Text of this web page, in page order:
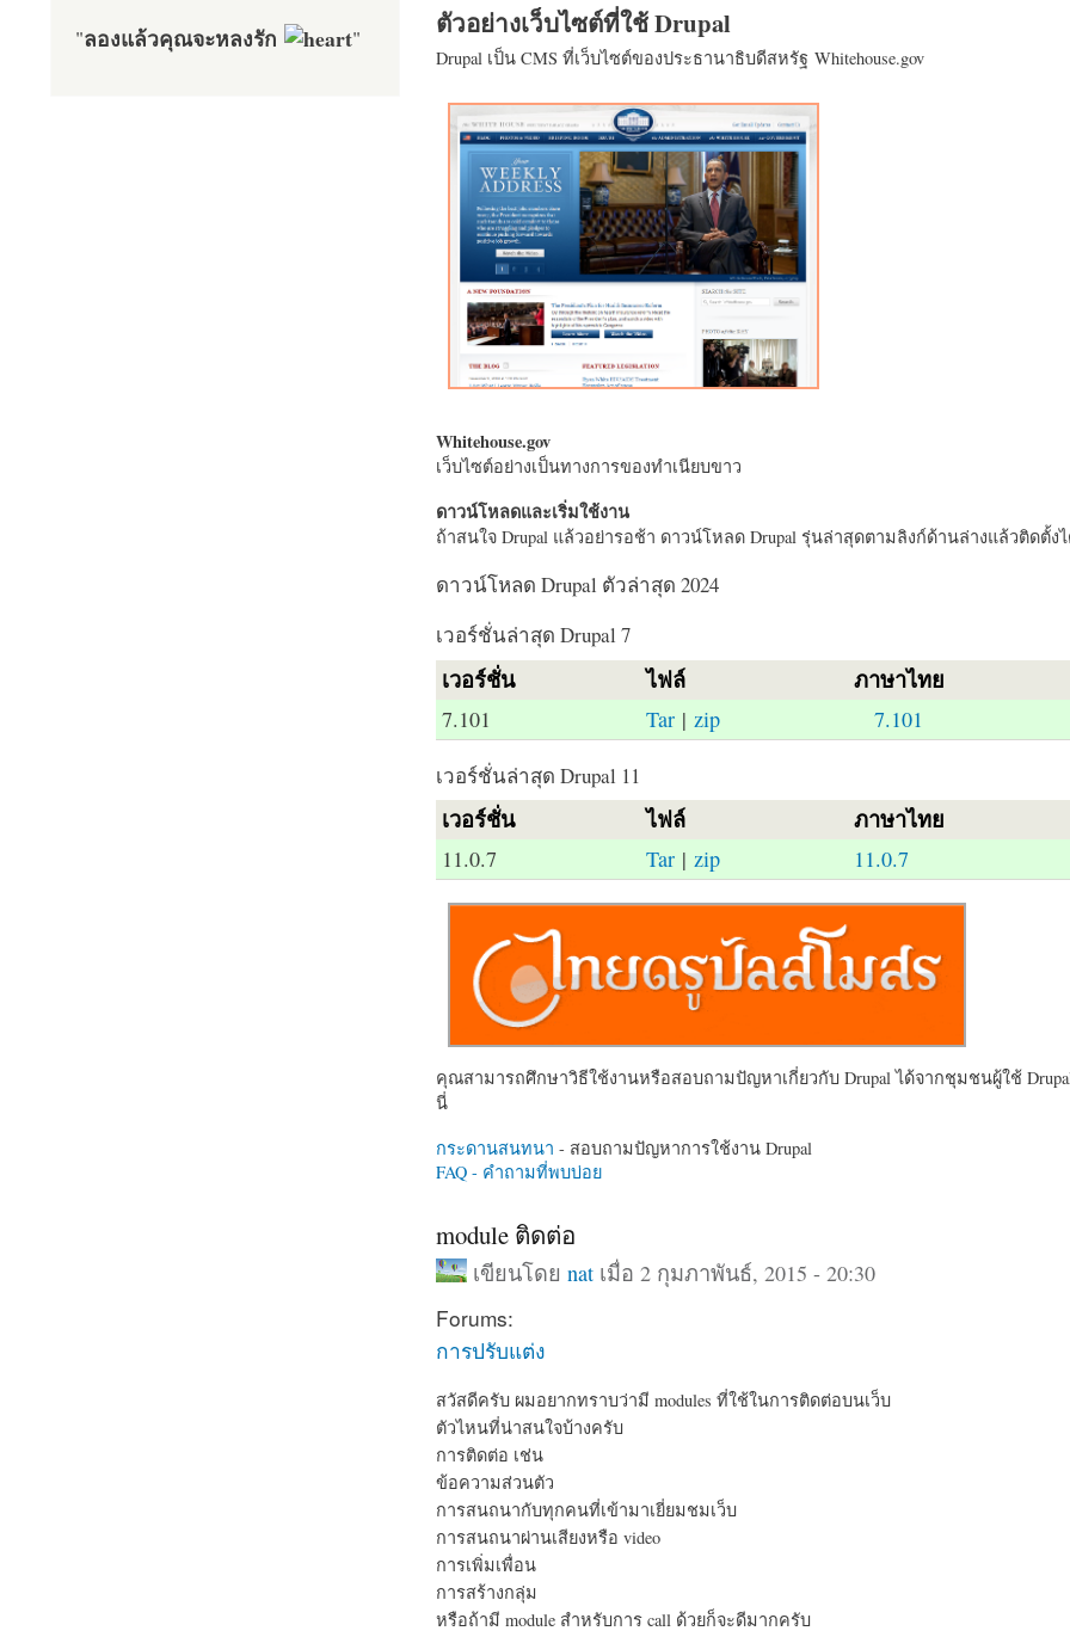
ตัวอย่างเว็บไซต์ที่ใช้ Drupal
Drupal เป็น CMS ที่เว็บไซต์ของประธานาธิบดีสหรัฐ Whitehouse.gov
Whitehouse.gov
เว็บไซต์อย่างเป็นทางการของทำเนียบขาว
ดาวน์โหลดและเริ่มใช้งาน
ถ้าสนใจ Drupal แล้วอย่ารอช้า ดาวน์โหลด Drupal รุ่นล่าสุดตามลิงก์ด้านล่างแล้วติดตั้ง
ดาวน์โหลด Drupal ตัวล่าสุด 2024
เวอร์ชั่นล่าสุด Drupal 7
เวอร์ชั่น ไฟล์ ภาษาไทย
7.101 Tar| zip 7.101
เวอร์ชั่นล่าสุด Drupal 11
เวอร์ชั่น ไฟล์ ภาษาไทย
11.0.7 Tar| zip 11.0.7
คุณสามารถศึกษาวิธีใช้งานหรือสอบถามปัญหาเกี่ยวกับ Drupal ได้จากชุมชนผู้ใช้
นี่
กระดานสนทนา - สอบถามปัญหาการใช้งาน Drupal
FAQ - คำถามที่พบบ่อย
module ติดต่อ
เขียนโดยnat เมื่อ 2 กุมภาพันธ์, 2015 - 20:30
Forums:
การปรับแต่ง
สวัสดีครับ ผมอยากทราบว่ามี modules ที่ใช้ในการติดต่อบนเว็บ
ตัวไหนที่น่าสนใจบ้างครับ
การติดต่อ เช่น
ข้อความส่วนตัว
การสนถนากับทุกคนที่เข้ามาเยี่ยมชมเว็บ
การสนถนาผ่านเสียงหรือ video
การเพิ่มเพื่อน
การสร้างกลุ่ม
หรือถ้ามี module สำหรับการ call ด้วยก็จะดีมากครับ
"ลองแล้วคุณจะหลงรัก "